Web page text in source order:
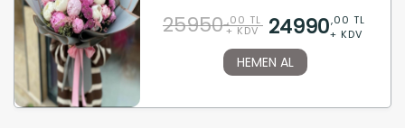
25950 ,00 TL
+ KDV 24990,00 TL
+ KDV
HEMEN AL